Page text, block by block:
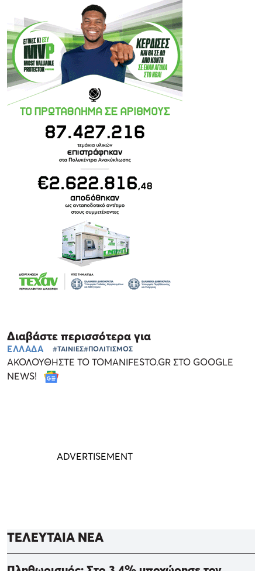
Διαβάστε περισσότερα για
ΕΛΛΑΔΑ #ΤΑΙΝΙΕΣ#ΠΟΛΙΤΙΣΜΟΣ
ΑΚΟΛΟΥΘΗΣΤΕ ΤΟ TOMANIFESTO.GR ΣΤΟ GOOGLE
NEWS!
ΤΕΛΕΥΤΑΙΑ ΝΕΑ